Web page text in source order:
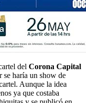
del Corona Capital
se haría un show de
Aunque la idea
ya que costaba